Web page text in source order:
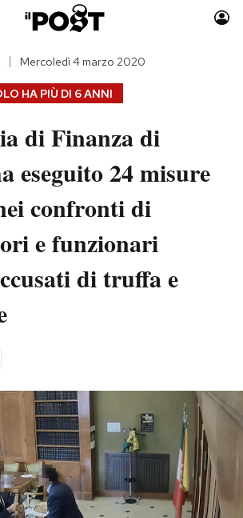
Auto
Moda
Consumismi
Storie/Idee
Media
Europa
HA PIÙ DI 6 ANNI
Mercoledì 4 marzo 2020
di Finanza di
eseguito 24 misure
confronti di
e funzionari
di truffa e